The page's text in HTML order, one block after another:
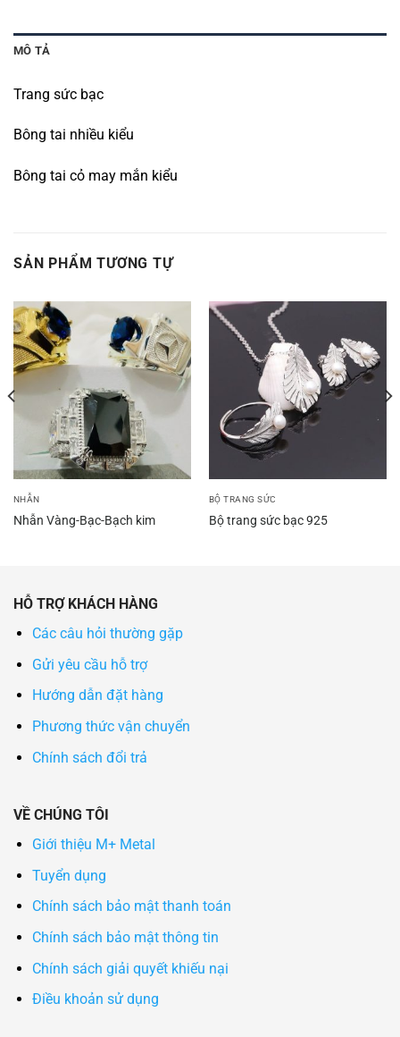
MÔ TẢ
Trang sức bạc
Bông tai nhiều kiểu
Bông tai cỏ may mắn kiểu
SẢN PHẨM TƯƠNG TỰ
NHẪN
Nhẫn Vàng-Bạc-Bạch kim
BỘ TRANG SỨC
Bộ trang sức bạc 925
HỖ TRỢ KHÁCH HÀNG
Các câu hỏi thường gặp
Gửi yêu cầu hỗ trợ
Hướng dẫn đặt hàng
Phương thức vận chuyển
Chính sách đổi trả
VỀ CHÚNG TÔI
Giới thiệu M+ Metal
Tuyển dụng
Chính sách bảo mật thanh toán
Chính sách bảo mật thông tin
Chính sách giải quyết khiếu nại
Điều khoản sử dụng